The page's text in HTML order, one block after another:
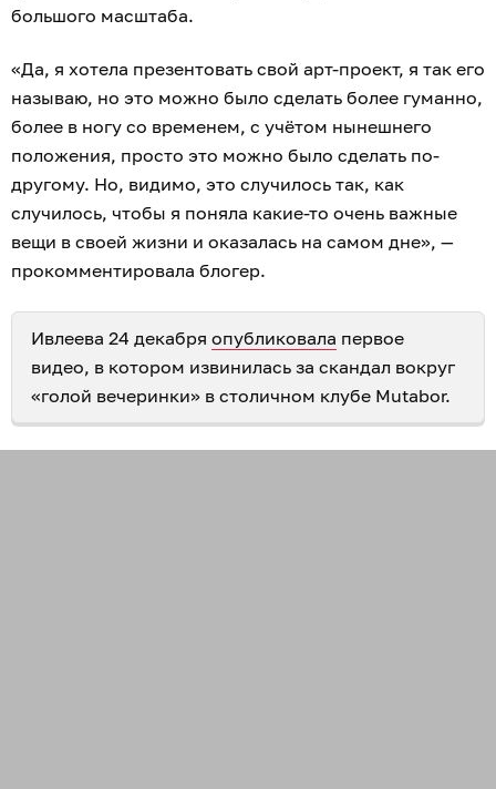
большого масштаба.
«Да, я хотела презентовать свой арт-проект, я так его
называю, но это можно было сделать более гуманно,
более в ногу со временем, с учётом нынешнего
положения, просто это можно было сделать по-
другому. Но, видимо, это случилось так, как
случилось, чтобы я поняла какие-то очень важные
вещи в своей жизни и оказалась на самом дне», —
прокомментировала блогер.
Ивлеева 24 декабря опубликовала первое
видео, в котором извинилась за скандал вокруг
«голой вечеринки» в столичном клубе Mutabor.